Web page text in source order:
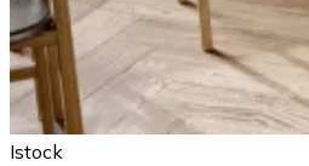
Istock